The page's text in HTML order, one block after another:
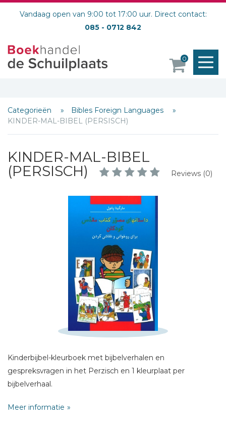
Vandaag open van 9:00 tot 17:00 uur. Direct contact:
085 - 0712 842
0
Categorieën
Bibles Foreign Languages
KINDER-MAL-BIBEL (PERSISCH)
KINDER-MAL-BIBEL
(PERSISCH)
Reviews (0)
Kinderbijbel-kleurboek met bijbelverhalen en
gespreksvragen in het Perzisch en 1 kleurplaat per
bijbelverhaal.
Meer informatie
Schrijf hieronder je review!